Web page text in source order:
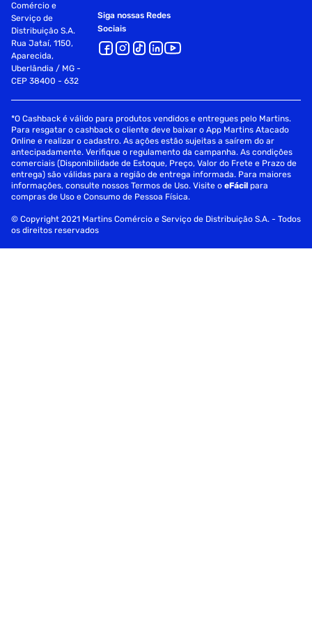
Comércio e
Serviço de
Distribuição S.A.
Rua Jataí, 1150,
Aparecida,
Uberlândia / MG -
CEP 38400 - 632
Siga nossas Redes
Sociais
*O Cashback é válido para produtos vendidos e entregues pelo Martins.
Para resgatar o cashback o cliente deve baixar o App Martins Atacado
Online e realizar o cadastro. As ações estão sujeitas a saírem do ar
antecipadamente. Verifique o regulamento da campanha. As condições
comerciais (Disponibilidade de Estoque, Preço, Valor do Frete e Prazo de
entrega) são válidas para a região de entrega informada. Para maiores
informações, consulte nossos Termos de Uso. Visite oeFácil para
compras de Uso e Consumo de Pessoa Física.
© Copyright 2021 Martins Comércio e Serviço de Distribuição S.A. - Todos
os direitos reservados